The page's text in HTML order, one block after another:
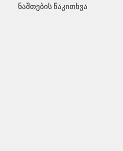
ნაშთების წაკითხვა